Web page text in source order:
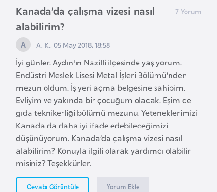
Kanada’da çalışma vizesi nasıl
alabilirim?
A. K., 05 May 2018, 18:58
İyi günler. Aydın'ın Nazilli ilçesinde yaşıyorum.
Endüstri Meslek Lisesi Metal İşleri Bölümü’nden
mezun oldum. İş yeri açma belgesine sahibim.
Evliyim ve yakında bir çocuğum olacak. Eşim de
gıda teknikerliği bölümü mezunu. Yeteneklerimizi
Kanada'da daha iyi ifade edebileceğimizi
düşünüyorum. Kanada’da çalışma vizesi nasıl
alabilirim? Konuyla ilgili olarak yardımcı olabilir
misiniz? Teşekkürler.
Cevabı Görüntüle Yorum Ekle
m
i
y
a
G
a
n
a
G
i
n